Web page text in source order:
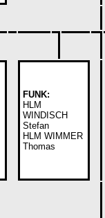
FUNK:
HLM
WINDISCH
Stefan
HLM WIMMER
Thomas